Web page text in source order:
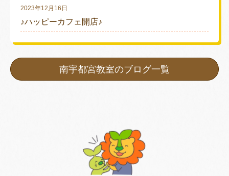
2023年12月16日
♪ハッピーカフェ開店♪
南宇都宮教室のブログ一覧